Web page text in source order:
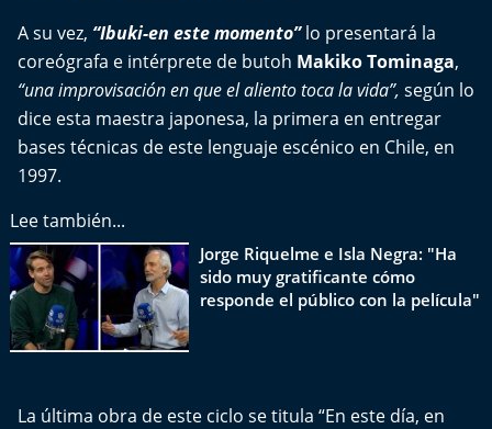
Psicología Abierta
Impacto Tecnológico
Sesiones Dieciocheras
Conecta Vida
El Mejor País de Chile
Bío Bío en Ruta
A su vez, “Ibuki-en este momento”lo presentará la
coreógrafa e intérprete de butoh Makiko Tominaga,
“una improvisación en que el aliento toca la vida”, según lo
dice esta maestra japonesa, la primera en entregar
bases técnicas de este lenguaje escénico en Chile, en
1997.
Lee también...
Jorge Riquelme e Isla Negra: "Ha
sido muy gratificante cómo
responde el público con la película"
La última obra de este ciclo se titula “En este día, en